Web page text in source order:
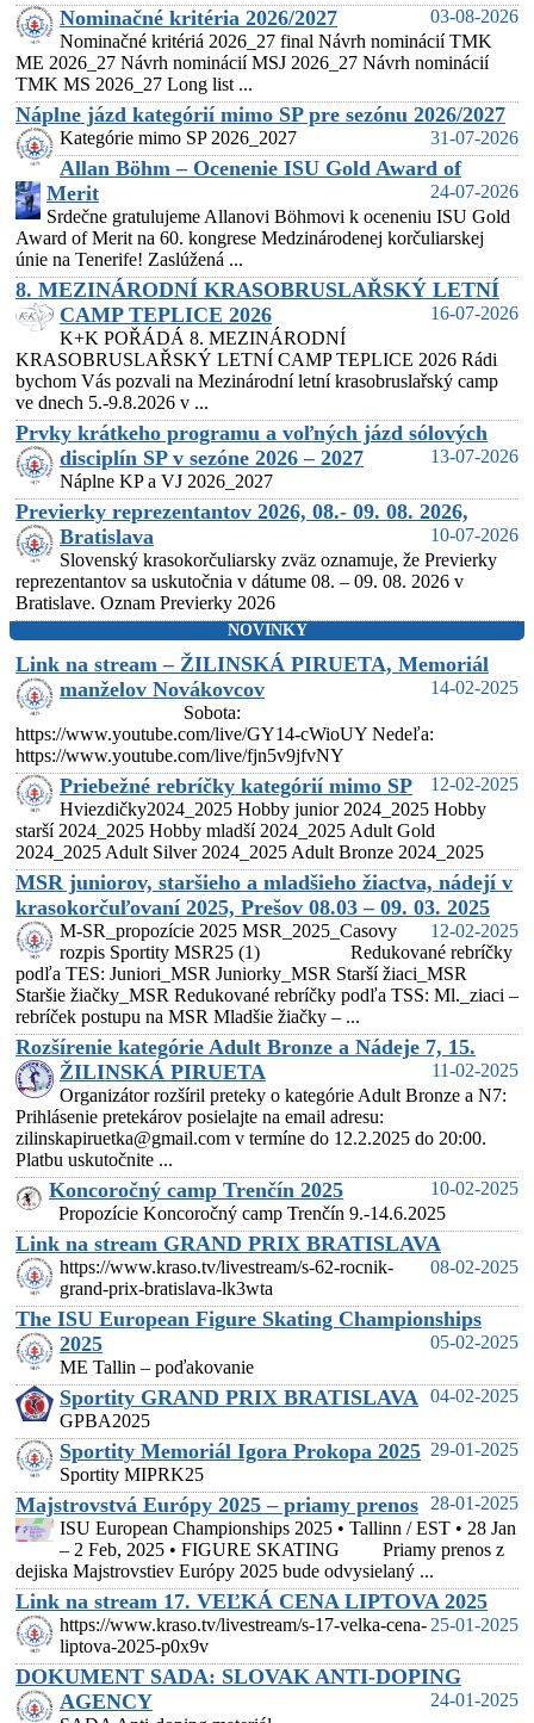
Nominačné kritéria 2026/2027
03-08-2026
Nominačné kritériá 2026_27 final Návrh nominácií TMK
ME 2026_27 Návrh nominácií MSJ 2026_27 Návrh nominácií
TMK MS 2026_27 Long list ...
Náplne jázd kategórií mimo SP pre sezónu 2026/2027
31-07-2026
Kategórie mimo SP 2026_2027
Allan Böhm – Ocenenie ISU Gold Award of
Merit
24-07-2026
Srdečne gratulujeme Allanovi Böhmovi k oceneniu ISU Gold
Award of Merit na 60. kongrese Medzinárodenej korčuliarskej
únie na Tenerife! Zaslúžená ...
8. MEZINÁRODNÍ KRASOBRUSLAŘSKÝ LETNÍ
CAMP TEPLICE 2026
16-07-2026
K+K POŘÁDÁ 8. MEZINÁRODNÍ
KRASOBRUSLAŘSKÝ LETNÍ CAMP TEPLICE 2026 Rádi
bychom Vás pozvali na Mezinárodní letní krasobruslařský camp
ve dnech 5.-9.8.2026 v ...
Prvky krátkeho programu a voľných jázd sólových
disciplín SP v sezóne 2026 – 2027
13-07-2026
Náplne KP a VJ 2026_2027
Previerky reprezentantov 2026, 08.- 09. 08. 2026,
Bratislava
10-07-2026
Slovenský krasokorčuliarsky zväz oznamuje, že Previerky
reprezentantov sa uskutočnia v dátume 08. – 09. 08. 2026 v
Bratislave. Oznam Previerky 2026
NOVINKY
Link na stream – ŽILINSKÁ PIRUETA, Memoriál
manželov Novákovcov
14-02-2025
Sobota:
https://www.youtube.com/live/GY14-cWioUY Nedeľa:
https://www.youtube.com/live/fjn5v9jfvNY
Priebežné rebríčky kategórií mimo SP
12-02-2025
Hviezdičky2024_2025 Hobby junior 2024_2025 Hobby
starší 2024_2025 Hobby mladší 2024_2025 Adult Gold
2024_2025 Adult Silver 2024_2025 Adult Bronze 2024_2025
MSR juniorov, staršieho a mladšieho žiactva, nádejí v
krasokorčuľovaní 2025, Prešov 08.03 – 09. 03. 2025
12-02-2025
M-SR_propozície 2025 MSR_2025_Casovy
rozpis Sportity MSR25 (1) Redukované rebríčky
podľa TES: Juniori_MSR Juniorky_MSR Starší žiaci_MSR
Staršie žiačky_MSR Redukované rebríčky podľa TSS: Ml._ziaci –
rebríček postupu na MSR Mladšie žiačky – ...
Rozšírenie kategórie Adult Bronze a Nádeje 7, 15.
ŽILINSKÁ PIRUETA
11-02-2025
Organizátor rozšíril preteky o kategórie Adult Bronze a N7:
Prihlásenie pretekárov posielajte na email adresu:
zilinskapiruetka@gmail.com v termíne do 12.2.2025 do 20:00.
Platbu uskutočnite ...
Koncoročný camp Trenčín 2025
10-02-2025
Propozície Koncoročný camp Trenčín 9.-14.6.2025
Link na stream GRAND PRIX BRATISLAVA
08-02-2025
https://www.kraso.tv/livestream/s-62-rocnik-
grand-prix-bratislava-lk3wta
The ISU European Figure Skating Championships
2025
05-02-2025
ME Tallin – poďakovanie
Sportity GRAND PRIX BRATISLAVA 04-02-2025
GPBA2025
Sportity Memoriál Igora Prokopa 2025 29-01-2025
Sportity MIPRK25
Majstrovstvá Európy 2025 – priamy prenos
28-01-2025
ISU European Championships 2025 • Tallinn / EST • 28 Jan
– 2 Feb, 2025 • FIGURE SKATING Priamy prenos z
dejiska Majstrovstiev Európy 2025 bude odvysielaný ...
Link na stream 17. VEĽKÁ CENA LIPTOVA 2025
25-01-2025
https://www.kraso.tv/livestream/s-17-velka-cena-
liptova-2025-p0x9v
DOKUMENT SADA: SLOVAK ANTI-DOPING
AGENCY
24-01-2025